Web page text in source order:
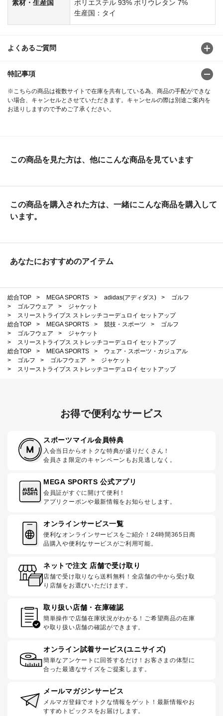
素材・生産国
ポリエステル 93% ポリウレタン 7%
生産国：タイ
よくあるご質問
特記事項
※こちらの商品は複数サイトで在庫を共有している為、商品の手配ができな
い場合、キャンセルとさせていただきます。キャンセルの際は別途ご案内を
お送りしますので予めご了承ください。
この商品を見た方は、他にこんな商品を見ています
この商品を購入された方は、一緒にこんな商品を購入して
います。
あなたにおすすめのアイテム
総合TOP > MEGA SPORTS > adidas(アディダス) >
ゴルフ
>
ゴルフウェア >
ジャケット
>
スリーストライプス ストレッチコーデュロイ セットアップ
総合TOP
> MEGA SPORTS > 競技・スポーツ >
ゴルフ
>
ゴルフウェア >
ジャケット
>
スリーストライプス ストレッチコーデュロイ セットアップ
総合TOP
> MEGA SPORTS >
ウェア・スポーツ・カジュアル
>
ゴルフ > ゴルフウェア >
ジャケット
>
スリーストライプス ストレッチコーデュロイ セットアップ
お得で便利なサービス
スポーツマイル会員特典
入会当日からオトクな特典が盛りだくさん！
会員さま限定のキャンペーンもお見逃しなく。
MEGA SPORTS 公式アプリ
会員証がすぐに開けて便利！
アプリクーポンや最新情報をお知らせします。
オンラインサービス一覧
便利なオンラインサービスをご紹介！24時間365日商
品購入や便利なサービスがご利用可能。
ネットで注文 店舗で受け取り
店舗で受け取りなら送料無料！全店舗の中から受け取
り店舗をお選びいただけます。
取り扱い店舗・在庫確認
簡単操作で店舗在庫状況がわかる！ご希望商品の在庫
や取り扱い店舗の確認ができます。
オンライン試着サービス(ユニサイズ)
簡単なアンケートに回答するだけ！お客さまの体型に
合った最適なサイズをご提案します。
メールマガジンサービス
メルマガ登録でオトクな情報をゲット！最新情報やお
すすめトピックスをお届けします。